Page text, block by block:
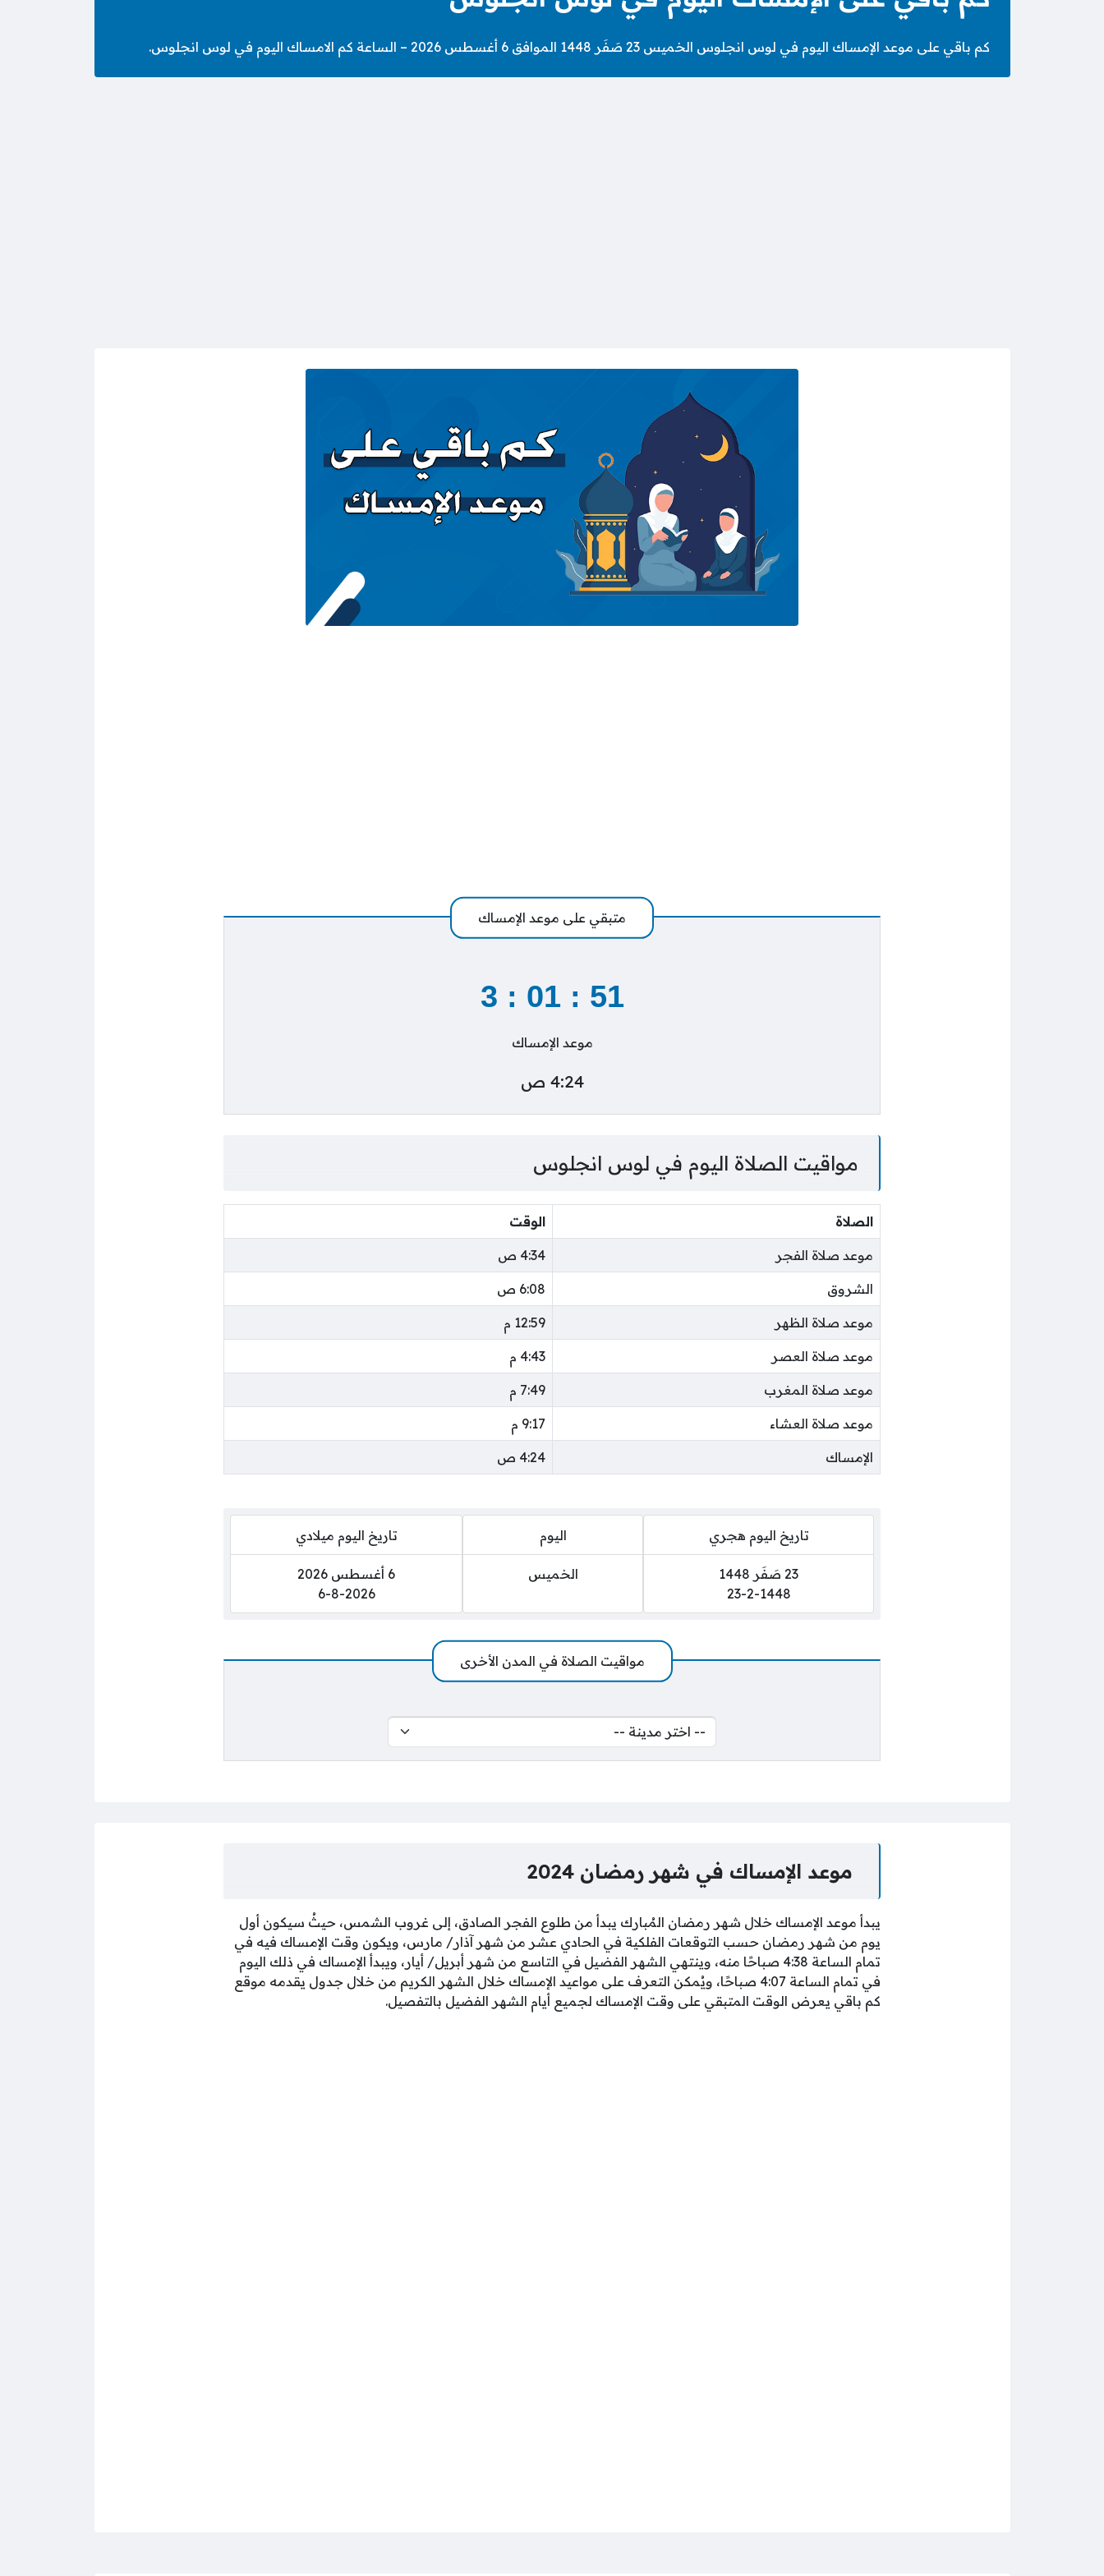
كم باقي على موعد الإمساك اليوم في لوس انجلوس الخميس 23 صَفَر 1448 الموافق 6 أغسطس 2026 – الساعة كم الامساك اليوم في لوس انجلوس.
متبقي على موعد الإمساك
50
:
01
:
3
موعد الإمساك
4:24 ص
مواقيت الصلاة اليوم في لوس انجلوس
الصلاة الوقت
موعد صلاة الفجر 4:34 ص
الشروق 6:08 ص
موعد صلاة الظهر 12:59 م
موعد صلاة العصر 4:43 م
موعد صلاة المغرب 7:49 م
موعد صلاة العشاء 9:17 م
الإمساك 4:24 ص
تاريخ اليوم هجري
23 صَفَر 1448
23-2-1448
اليوم
الخميس
تاريخ اليوم ميلادي
6 أغسطس 2026
6-8-2026
مواقيت الصلاة في المدن الأخرى
موعد الإمساك في شهر رمضان 2024
يبدأ موعد الإمساك خلال شهر رمضان المُبارك يبدأ من طلوع الفجر الصادق، إلى غروب الشمس، حيثُ سيكون أول
يوم من شهر رمضان حسب التوقعات الفلكية في الحادي عشر من شهر آذار/ مارس، ويكون وقت الإمساك فيه في
تمام الساعة 4:38 صباحًا منه، وينتهي الشهر الفضيل في التاسع من شهر أبريل/ أيار، ويبدأ الإمساك في ذلك اليوم
في تمام الساعة 4:07 صباحًا، ويُمكن التعرف على مواعيد الإمساك خلال الشهر الكريم من خلال جدول يقدمه موقع
كم باقي يعرض الوقت المتبقي على وقت الإمساك لجميع أيام الشهر الفضيل بالتفصيل.